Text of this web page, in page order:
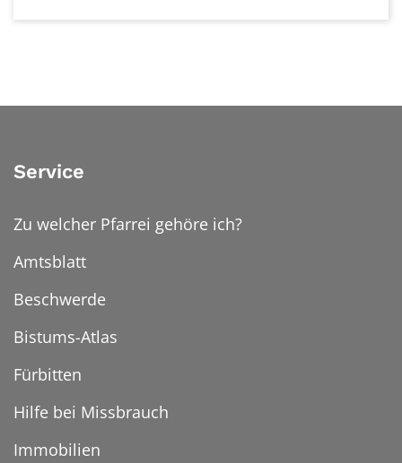
Service
Zu welcher Pfarrei gehöre ich?
Amtsblatt
Beschwerde
Bistums-Atlas
Fürbitten
Hilfe bei Missbrauch
Immobilien